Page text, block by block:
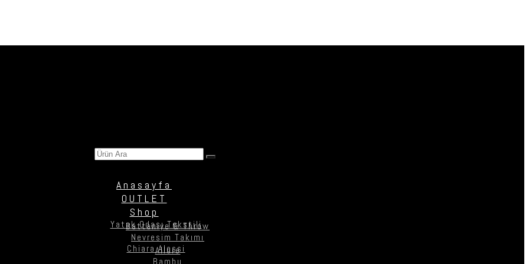
Anasayfa
OUTLET
Shop
Yatak Odası Tekstili
Battaniye & Throw
Nevresim Takımı
Chiara Alessi
Allure
Bambu